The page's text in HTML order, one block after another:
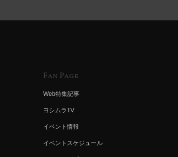
Fan Page
Web特集記事
ヨシムラTV
イベント情報
イベントスケジュール